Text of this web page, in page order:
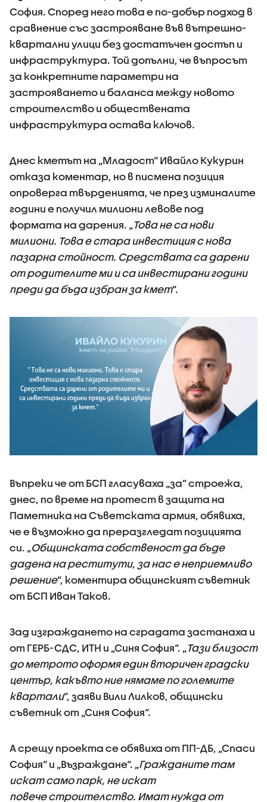
София. Според него това е по-добър подход в
сравнение със застрояване във вътрешно-
квартални улици без достатъчен достъп и
инфраструктура. Той допълни, че въпросът
за конкретните параметри на
застрояването и баланса между новото
строителство и обществената
инфраструктура остава ключов.
Днес кметът на „Младост“ Ивайло Кукурин
отказа коментар, но в писмена позиция
опроверга твърденията, че през изминалите
години е получил милиони левове под
формата на дарения. „Това не са нови
милиони. Това е стара инвестиция с нова
пазарна стойност. Средствата са дарени
от родителите ми и са инвестирани години
преди да бъда избран за кмет“.
Въпреки че от БСП гласуваха „за” строежа,
днес, по време на протест в защита на
Паметника на Съветската армия, обявиха,
че е възможно да преразгледат позицията
си. „Общинската собственост да бъде
дадена на реститути, за нас е неприемливо
решение“, коментира общинският съветник
от БСП Иван Таков.
Зад изграждането на сградата застанаха и
от ГЕРБ-СДС, ИТН и „Синя София“. „Тази близост
до метрото оформя един вторичен градски
център, какъвто ние нямаме по големите
квартали“, заяви Вили Лилков, общински
съветник от „Синя София“.
А срещу проекта се обявиха от ПП-ДБ, „Спаси
София“ и „Възраждане“. „Гражданите там
искат само парк, не искат
повече строителство. Имат нужда от